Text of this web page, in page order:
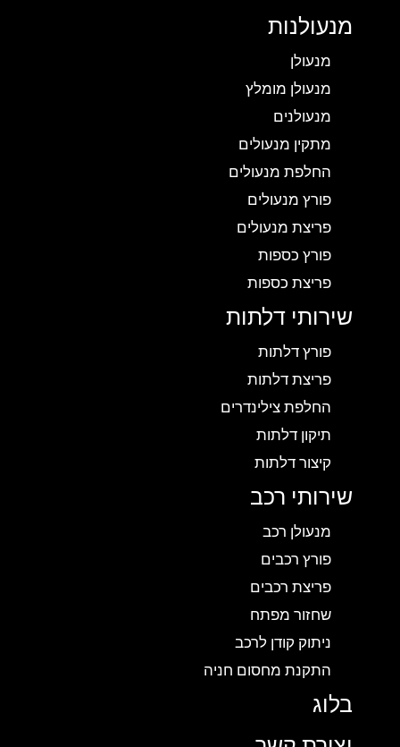
מנעולנות
מנעולן
מנעולן מומלץ
מנעולנים
מתקין מנעולים
החלפת מנעולים
פורץ מנעולים
פריצת מנעולים
פורץ כספות
פריצת כספות
שירותי דלתות
פורץ דלתות
פריצת דלתות
החלפת צילינדרים
תיקון דלתות
קיצור דלתות
שירותי רכב
מנעולן רכב
פורץ רכבים
פריצת רכבים
שחזור מפתח
ניתוק קודן לרכב
התקנת מחסום חניה
בלוג